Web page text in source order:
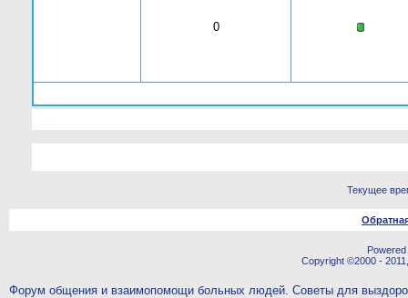
0
Текущее
Copyright ©2000 -
Форум общения и взаимопомощи больных людей. Советы для